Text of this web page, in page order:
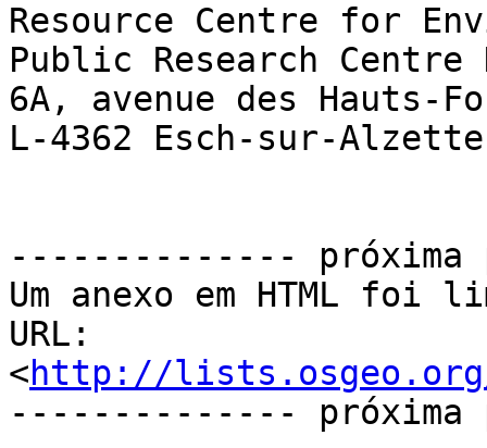
Resource Centre for
Public Research
6A, avenue des Hauts-
L-4362 Esch-sur-
--------------
Um anexo em HTML foi
URL:
<http://lists.osgeo.org/
--------------